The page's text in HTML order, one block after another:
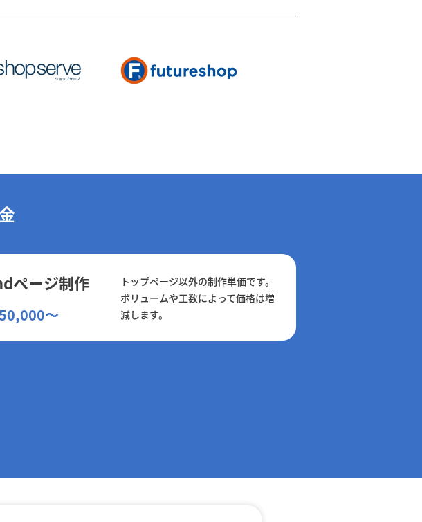
ページ制作
～
トップページ以外の制作単価です。
ボリュームや工数によって価格は増
減します。